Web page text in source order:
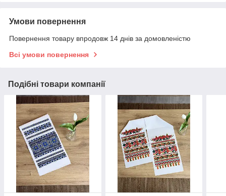
Умови повернення
Повернення товару впродовж 14 днів за домовленістю
Всі умови повернення
Подібні товари компанії